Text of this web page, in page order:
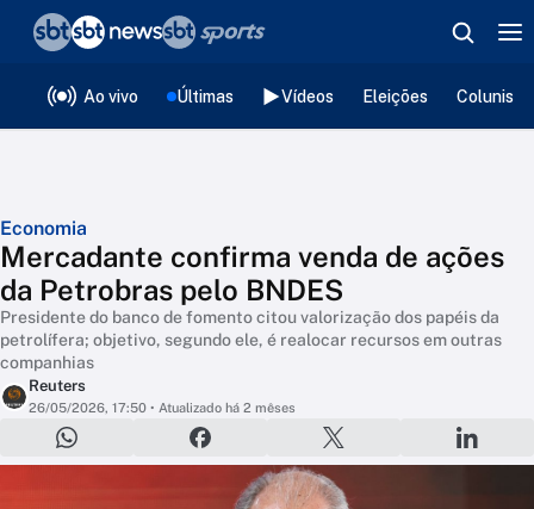
Ao vivo Últimas Vídeos Eleições
Economia
Mercadante confirma venda de ações
da Petrobras pelo BNDES
Presidente do banco de fomento citou valorização dos papéis da
petrolífera; objetivo, segundo ele, é realocar recursos em outras
companhias
Reuters
26/05/2026, 17:50 • Atualizado há 2 mêses
❮voltar
Editorias